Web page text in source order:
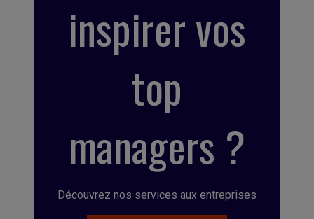
inspirer vos
top
managers ?
Découvrez nos services aux entreprises